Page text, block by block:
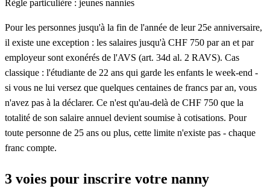
Règle particulière : jeunes nannies
Pour les personnes jusqu'à la fin de l'année de leur 25e anniversaire,
il existe une exception : les salaires jusqu'à CHF 750 par an et par
employeur sont exonérés de l'AVS (art. 34d al. 2 RAVS). Cas
classique : l'étudiante de 22 ans qui garde les enfants le week-end -
si vous ne lui versez que quelques centaines de francs par an, vous
n'avez pas à la déclarer. Ce n'est qu'au-delà de CHF 750 que la
totalité de son salaire annuel devient soumise à cotisations. Pour
toute personne de 25 ans ou plus, cette limite n'existe pas - chaque
franc compte.
3 voies pour inscrire votre nanny